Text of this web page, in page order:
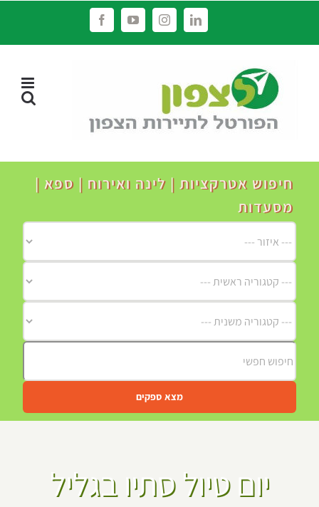
LinkedIn
Instagram
YouTube
Facebook
חיפוש אטרקציות | לינה ואירוח | ספא |
מסעדות
מצא ספקים
יום טיול סתיו בגליל